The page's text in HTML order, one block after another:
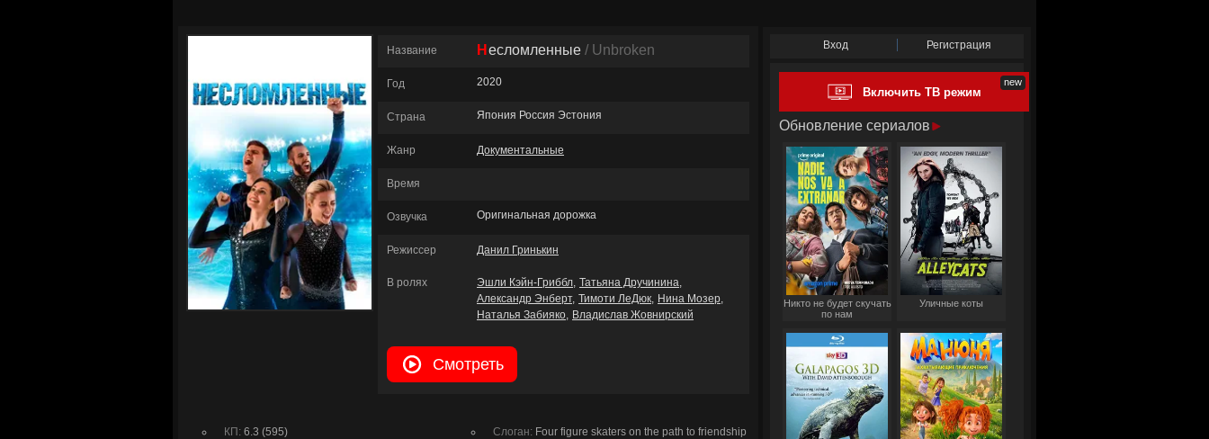
Название Несломленные / Unbroken
Год 2020
Страна Япония Россия Эстония
Жанр Документальные
Время
Озвучка Оригинальная дорожка
Режиссер Данил Гринькин
В ролях Эшли Кэйн-Гриббл Татьяна Дручинина
Александр Энберт Тимоти ЛеДюк
Нина Мозер
Наталья Забияко
Владислав Жовнирский
Смотреть
КП: 6.3 (595) Слоган: Four figure skaters on the path to friendship
Вход Регистрация
Включить ТВ режим
Обновление сериалов
Никто не будет скучать
по нам
Уличные коты